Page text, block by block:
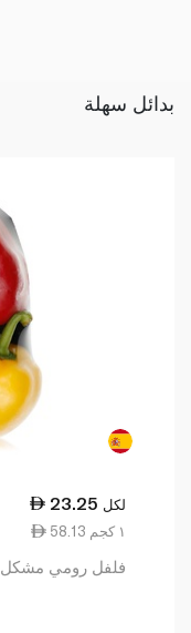
بدائل سهلة
23.25 لكل
58.13 ١ كجم
فلفل رومي مشكل 400 غ